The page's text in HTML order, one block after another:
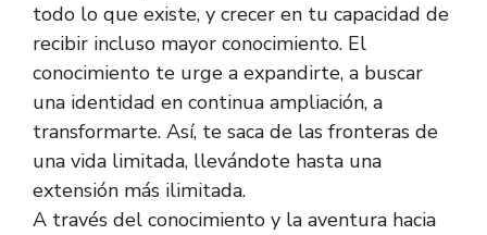
todo lo que existe, y crecer en tu capacidad de
recibir incluso mayor conocimiento. El
conocimiento te urge a expandirte, a buscar
una identidad en continua ampliación, a
transformarte. Así, te saca de las fronteras de
una vida limitada, llevándote hasta una
extensión más ilimitada.
A través del conocimiento y la aventura hacia